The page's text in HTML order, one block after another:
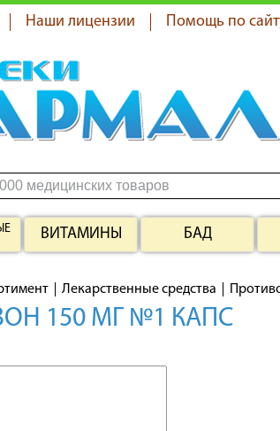
Наши лицензии Помощь по
ВИТАМИНЫ БАД
Лекарственные средства
150 МГ №1 КАПС